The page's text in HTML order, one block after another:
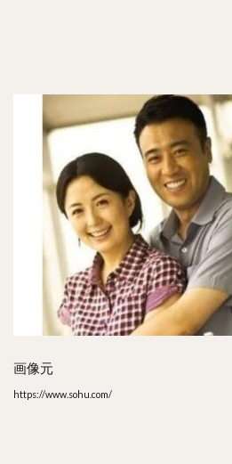
画像元
https://www.sohu.com/